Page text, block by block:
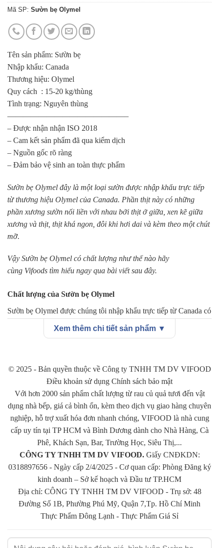
Mã SP: Sườn bẹ Olymel
Tên sản phẩm: Sườn bẹ
Nhập khẩu: Canada
Thương hiệu: Olymel
Quy cách : 15-20 kg/thùng
Tình trạng: Nguyên thùng
———————————————–
– Được nhận nhận ISO 2018
– Cam kết sản phẩm đã qua kiểm dịch
– Nguồn gốc rõ ràng
– Đảm bảo vệ sinh an toàn thực phẩm
Sườn bẹ Olymel đây là một loại sườn được nhập khẩu trực tiếp
từ thương hiệu Olymel của Canada. Phần thịt này có những
phần xương sườn nối liền với nhau bởi thịt ở giữa, xen kẽ giữa
xương và thịt, thịt khá ngon, đôi khi hơi dai và kèm theo một chút
mỡ.
Vậy Sườn bẹ Olymel có chất lượng như thế nào hãy
cùng Vifoods tìm hiểu ngay qua bài viết sau đây.
Chất lượng của Sườn bẹ Olymel
Sườn bẹ Olymel được chúng tôi nhập khẩu trực tiếp từ Canada có
chất lượng đạt chuẩn USDA khuyến cáo, đồng thời được nhập
khẩu trên con đường chính ngạch, có nguồn gốc rõ ràng.
các chuyên gia y tế Canada kiểm tra kỹ lưỡng, sườn bẹ có đủ tiêu
chuẩn để xuất khẩu.
Sườn bẹ Olymel được nhập nguyên bẹ, thanh sườn nhiều thịt,
xương sườn vừa phải không to, không nhỏ. Khi chế biến các bạn
có thể cắt phân chia tuỳ theo nhu cầu của mình.
Sườn bẹ hoàn toàn không chứa chất bảo quản độc hại, nguồn gốc
rõ ràng. Chính vì vậy ngày càng được nhiều người tin dùng.
Giá trị dinh dưỡng trong Sườn bẹ Olymel
Sườn bẹ Olymel được nhập khẩu trực tiếp từ Canada, đây là một
đất nước có ngành chăn nuôi gia súc hiện đại, tiên tiến, thực phẩm
những thành phần dinh dưỡng như sau
Xem thêm chi tiết sản phẩm ▼
© 2025 - Bản quyền thuộc về Công ty TNHH TM DV VIFOOD
Điều khoản sử dụng Chính sách bảo mật
Với hơn 2000 sản phẩm chất lượng từ rau củ quả tươi đến vật
dụng nhà bếp, giá cả bình ổn, kèm theo dịch vụ giao hàng chuyên
nghiệp, hỗ trợ xuất hóa đơn nhanh chóng, VIFOOD là nhà cung
cấp uy tín tại TP HCM và Bình Dương dành cho Nhà Hàng, Cà
Phê, Khách Sạn, Bar, Trường Học, Siêu Thị,...
CÔNG TY TNHH TM DV VIFOOD.Giấy CNĐKDN:
0318897656 - Ngày cấp 2/4/2025 - Cơ quan cấp: Phòng Đăng ký
kinh doanh – Sở kế hoạch và Đầu tư TP.HCM
Địa chỉ: CÔNG TY TNHH TM DV VIFOOD - Trụ sở: 48
Đường Số 1B, Phường Phú Mỹ, Quận 7,Tp. Hồ Chí Minh
Thực Phẩm Đông Lạnh - Thực Phẩm Giá Sỉ